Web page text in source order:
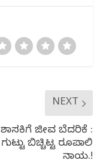
NEXT
ಶಾಸಕಿಗೆ ಜೀವ ಬೆದರಿಕೆ :
ಗುಟ್ಟು ಬಿಚ್ಚಿಟ್ಟ ರೂಪಾಲಿ
ನಾಯ್ಕ.!